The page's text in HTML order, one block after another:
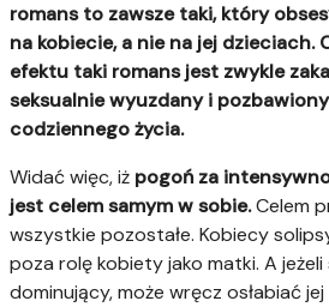
romans to zawsze taki, który
na kobiecie, a nie na jej dzieciach.
efektu taki romans jest zwykle
seksualnie wyuzdany i
codziennego życia.
Widać więc, iż pogoń za
jest celem samym w sobie.Celem
wszystkie pozostałe. Kobiecy
poza rolę kobiety jako matki. A
dominujący, może wręcz osłabiać